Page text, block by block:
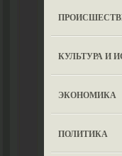
КУЛЬТУРА И
ЭКОНОМИКА
ПОЛИТИКА